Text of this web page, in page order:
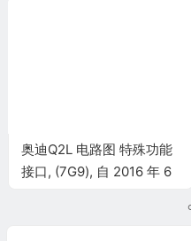
奥迪Q2L 电路图 特殊功能
接口, (7G9), 自 2016 年 6